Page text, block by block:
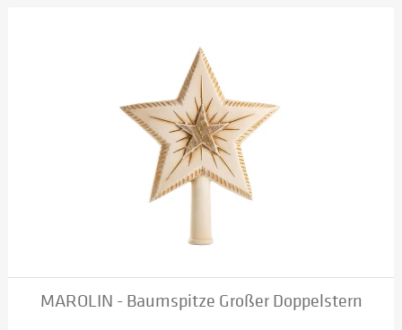
MAROLIN - Baumspitze Großer Doppelstern